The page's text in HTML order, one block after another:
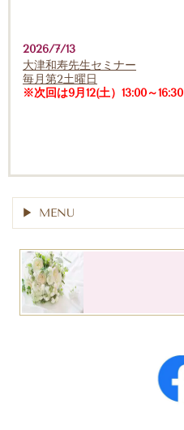
2026/7/13
大津和寿先生セミナー
毎月第2土曜日
※次回は9月12(土）13:00～16:30
MENU